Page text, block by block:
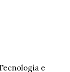
e